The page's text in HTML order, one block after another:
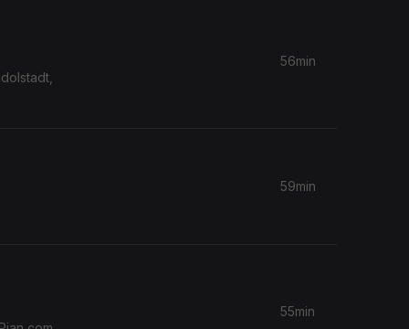
56min
59min
55min